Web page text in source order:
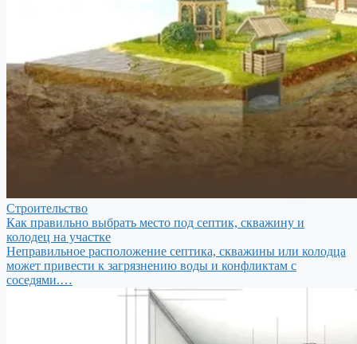
Строительство
Как правильно выбрать место под септик, скважину и
колодец на участке
Неправильное расположение септика, скважины или колодца
может привести к загрязнению воды и конфликтам с
соседями.…